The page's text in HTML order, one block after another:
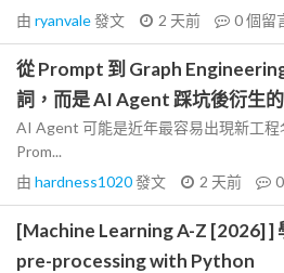
由 ryanvale發文 2 天前 0個留
從 Prompt 到 Graph
詞，而是 AI Agent 踩坑後衍生
AI Agent 可能是近年最容易出現新工
Prom...
由 hardness1020發文 2 天前 0
[Machine Learning A-Z [2026] ]
pre-processing with Python